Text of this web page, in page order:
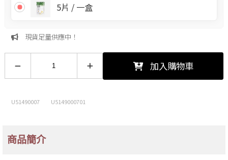
5片 / 一盒
現貨足量供應中！
加入購物車
U51490007 U5149000701
商品簡介